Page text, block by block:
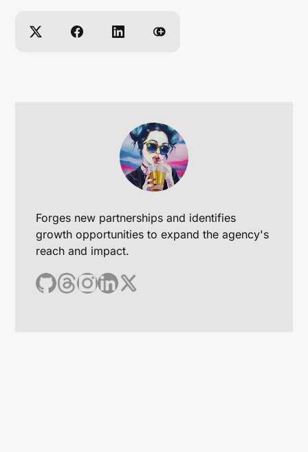
Forges new partnerships and identifies
growth opportunities to expand the agency's
reach and impact.